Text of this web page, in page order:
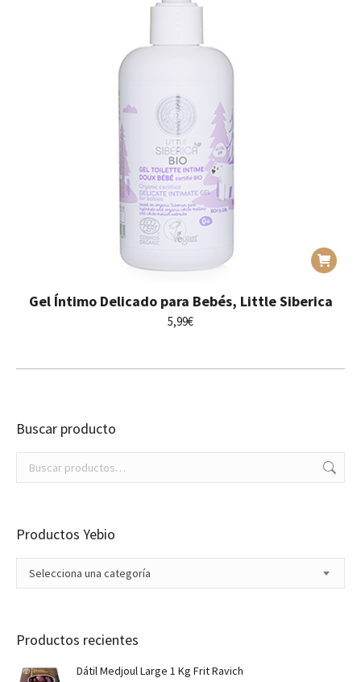
Gel Íntimo Delicado para Bebés, Little Siberica
5,99€
Buscar producto
Productos Yebio
Selecciona una categoría
Productos recientes
Dátil Medjoul Large 1 Kg Frit Ravich